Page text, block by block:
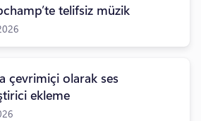
telifsiz müzik
çevrimiçi olarak ses
ekleme